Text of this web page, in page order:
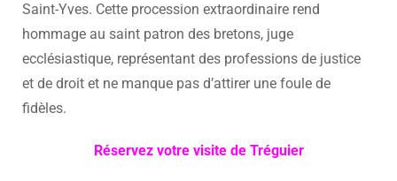
Saint-Yves. Cette procession extraordinaire rend
hommage au saint patron des bretons, juge
ecclésiastique, représentant des professions de justice
et de droit et ne manque pas d’attirer une foule de
fidèles.
Réservez votre visite de Tréguier